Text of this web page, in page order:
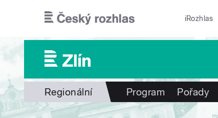
iRozhlas
Regionální Program Pořady